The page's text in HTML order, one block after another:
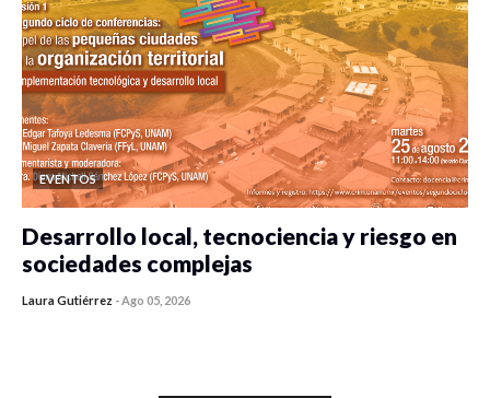
EVENTOS
Desarrollo local, tecnociencia y riesgo en
sociedades complejas
Laura Gutiérrez -Ago 05, 2026